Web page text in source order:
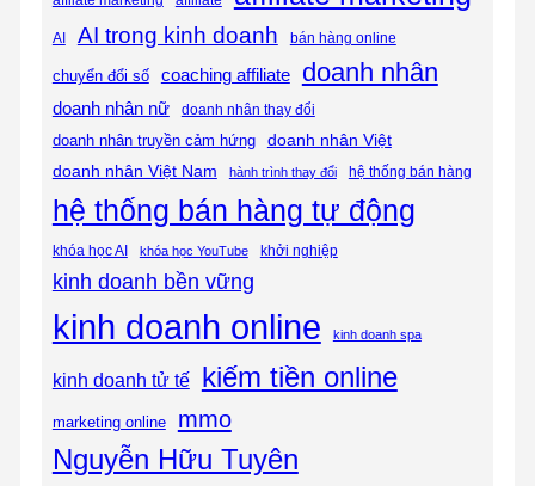
AI AI trong kinh doanh bán hàng online
chuyển đổi số coaching affiliate doanh nhân
doanh nhân nữ doanh nhân thay đổi
doanh nhân truyền cảm hứng
doanh nhân Việt
doanh nhân Việt Nam
hành trình thay đổi hệ thống bán hàng
hệ thống bán hàng tự động
khóa học AI khóa học YouTube khởi nghiệp
kinh doanh bền vững
kinh doanh online kinh doanh spa
kinh doanh tử tế kiếm tiền online
marketing online mmo
Nguyễn Hữu Tuyên